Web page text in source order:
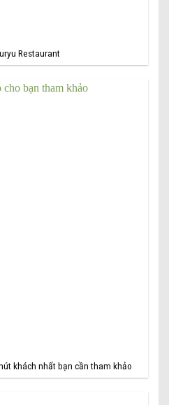
Restaurant
khách nhất bạn cần tham khảo